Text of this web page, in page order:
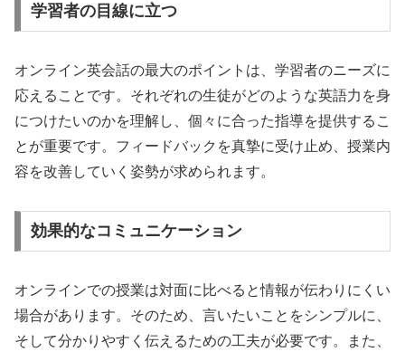
学習者の目線に立つ
オンライン英会話の最大のポイントは、学習者のニーズに
応えることです。それぞれの生徒がどのような英語力を身
につけたいのかを理解し、個々に合った指導を提供するこ
とが重要です。フィードバックを真摯に受け止め、授業内
容を改善していく姿勢が求められます。
効果的なコミュニケーション
オンラインでの授業は対面に比べると情報が伝わりにくい
場合があります。そのため、言いたいことをシンプルに、
そして分かりやすく伝えるための工夫が必要です。また、